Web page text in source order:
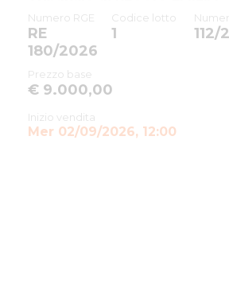
Numero RGE
RE
180/2026
Codice lotto
1 112/
Prezzo base
€ 9.000,00
Inizio vendita
Mer 02/09/2026, 12:00